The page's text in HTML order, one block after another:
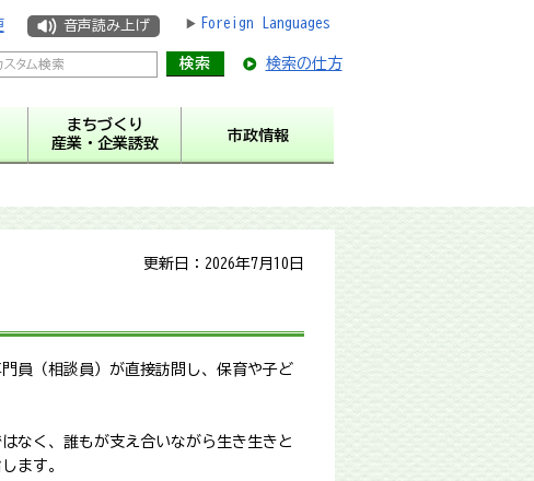
音声読み上げ Foreign Languages
検索の仕方
まちづくり
産業・企業誘致
市政情報
更新日：2026年7月10日
員（相談員）が直接訪問し、保育や子ど
なく、誰もが支え合いながら生き生きと
ます。